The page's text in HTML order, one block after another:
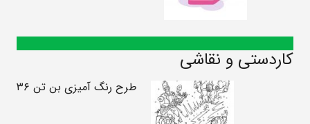
کاردستی و نقاشی
طرح رنگ آمیزی بن تن ۳۶